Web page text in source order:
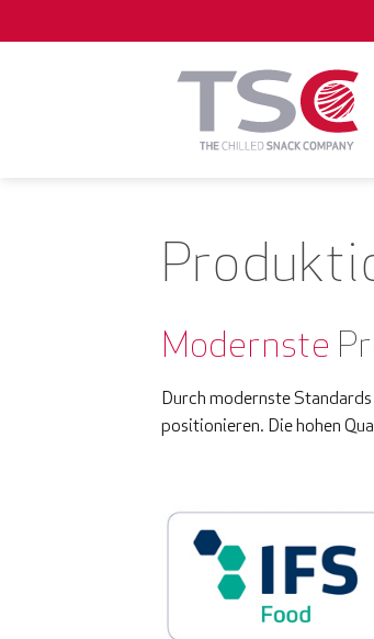
Inhalt
Modernste
Durch modernste Standards
positionieren. Die hohen